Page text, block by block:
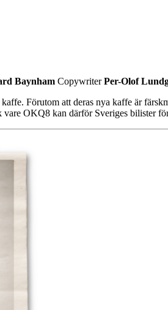
Baynham CopywriterPer-Olof
Förutom att deras nya kaffe är
OKQ8 kan därför Sveriges bilister